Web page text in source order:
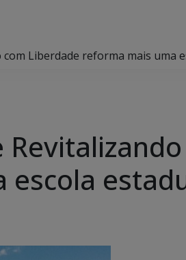
Liberdade reforma mais uma